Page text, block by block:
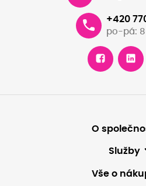
+420
po-pá:
O
Služby
Vše o